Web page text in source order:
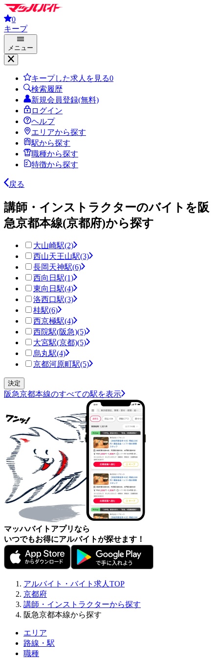
0
キープ
メニュー
キープした求人を見る0
検索履歴
新規会員登録(無料)
ログイン
ヘルプ
エリアから探す
駅から探す
職種から探す
特徴から探す
戻る
講師・インストラクターのバイトを阪
急京都本線(京都府)から探す
大山崎駅(2)
西山天王山駅(3)
長岡天神駅(6)
西向日駅(1)
東向日駅(4)
洛西口駅(3)
桂駅(6)
西京極駅(4)
西院駅(阪急)(5)
大宮駅(京都)(5)
烏丸駅(4)
京都河原町駅(5)
阪急京都本線のすべての駅を表示
マッハバイトアプリなら
いつでもお得にアルバイトが探せます！
アルバイト・バイト求人TOP
京都府
講師・インストラクターから探す
阪急京都本線から探す
エリア
路線・駅
職種